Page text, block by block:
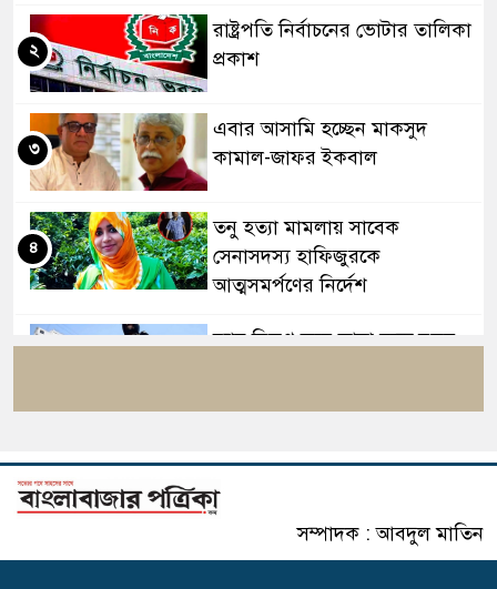
রাষ্ট্রপতি নির্বাচনের ভোটার তালিকা
প্রকাশ
২
এবার আসামি হচ্ছেন মাকসুদ
কামাল-জাফর ইকবাল
৩
তনু হত্যা মামলায় সাবেক
সেনাসদস্য হাফিজুরকে
আত্মসমর্পণের নির্দেশ
৪
র‍্যাব বিলুপ্ত করে আনা হচ্ছে নতুন
সৌদির নতুন নিয়ম
৬
এসএসসি পরীক্ষার ফল প্রকাশের
তারিখ ঘোষণা
৭
সম্পাদক : আবদুল মাতিন